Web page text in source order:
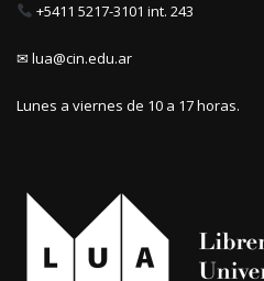
+5411 5217-3101 int. 243
✉ lua@cin.edu.ar
Lunes a viernes de 10 a 17 horas.